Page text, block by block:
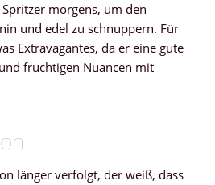
morgens, um den
und edel zu schnuppern. Für
Extravagantes, da er eine gute
fruchtigen Nuancen mit
länger verfolgt, der weiß, dass